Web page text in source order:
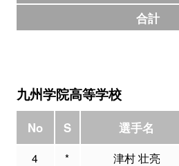
合計
九州学院高等学校
No S 選手名
4 * 津村 壮亮